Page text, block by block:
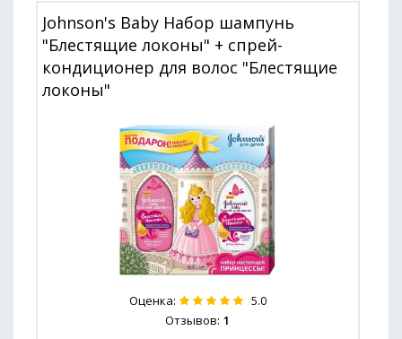
Johnson's Baby Набор шампунь
"Блестящие локоны" + спрей-
кондиционер для волос "Блестящие
локоны"
Оценка: 5.0
Отзывов: 1